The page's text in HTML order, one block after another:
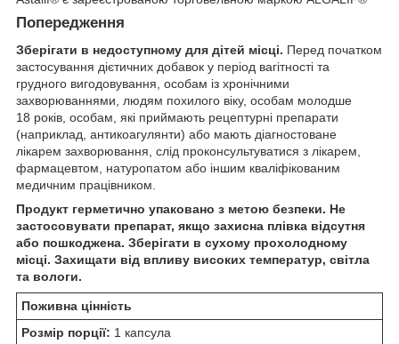
Попередження
Зберігати в недоступному для дітей місці. Перед початком
застосування дієтичних добавок у період вагітності та
грудного вигодовування, особам із хронічними
захворюваннями, людям похилого віку, особам молодше
18 років, особам, які приймають рецептурні препарати
(наприклад, антикоагулянти) або мають діагностоване
лікарем захворювання, слід проконсультуватися з лікарем,
фармацевтом, натуропатом або іншим кваліфікованим
медичним працівником.
Продукт герметично упаковано з метою безпеки. Не
застосовувати препарат, якщо захисна плівка відсутня
або пошкоджена. Зберігати в сухому прохолодному
місці. Захищати від впливу високих температур, світла
та вологи.
Поживна цінність
Розмір порції: 1 капсула